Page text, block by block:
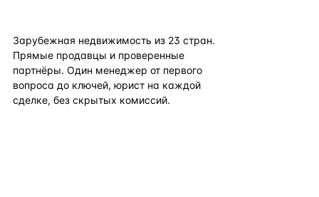
Зарубежная недвижимость из 23 стран.
Прямые продавцы и проверенные
партнёры. Один менеджер от первого
вопроса до ключей, юрист на каждой
сделке, без скрытых комиссий.